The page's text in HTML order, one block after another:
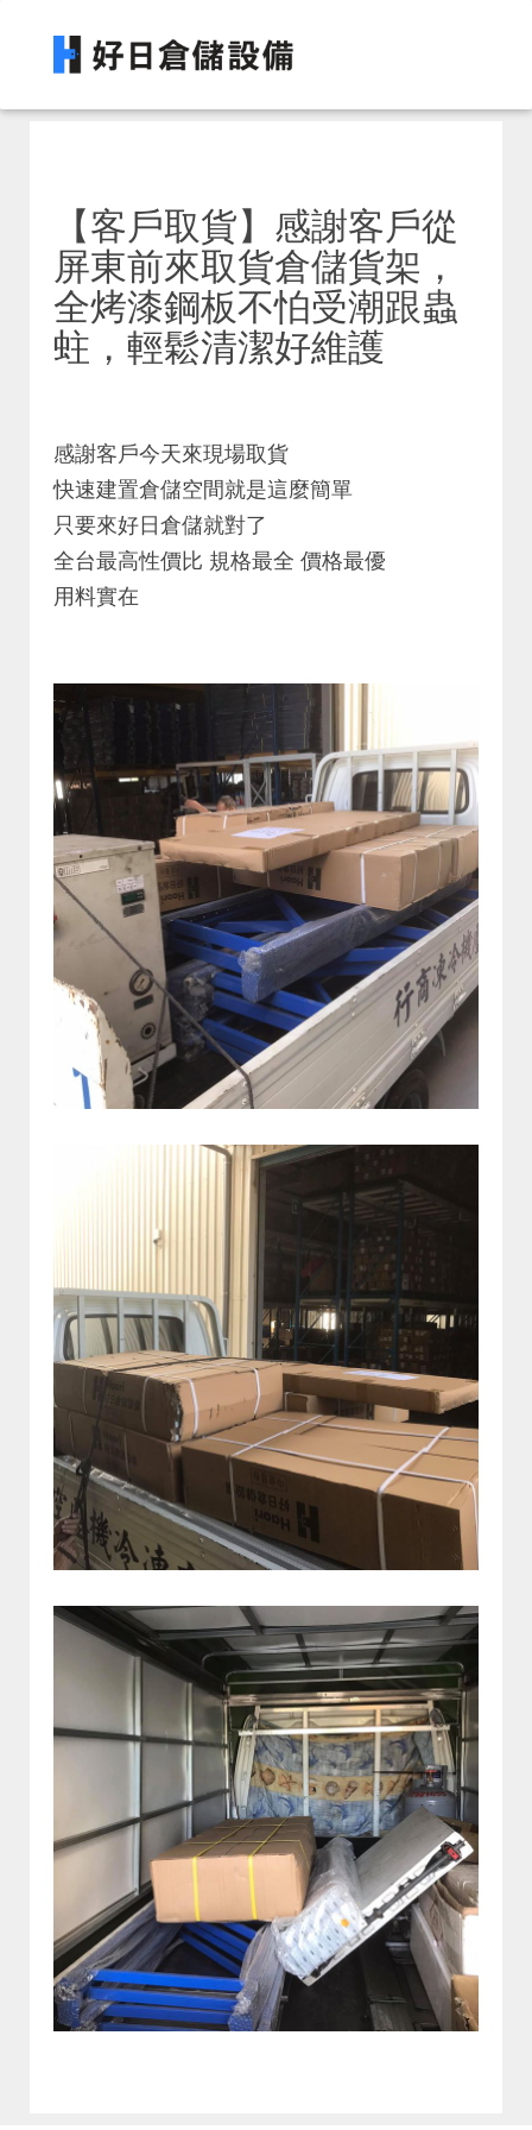
【客戶取貨】感謝客戶從
屏東前來取貨倉儲貨架，
全烤漆鋼板不怕受潮跟蟲
蛀，輕鬆清潔好維護
感謝客戶今天來現場取貨
快速建置倉儲空間就是這麼簡單
只要來好日倉儲就對了
全台最高性價比 規格最全 價格最優
用料實在